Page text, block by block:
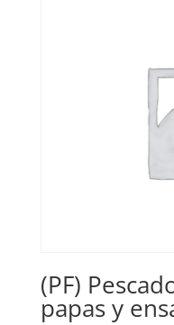
(PF)
papas y